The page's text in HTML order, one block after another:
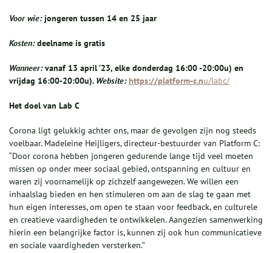
Voor wie:jongeren tussen 14 en 25 jaar
Kosten:deelname is gratis
Wanneer:vanaf 13 april ’23, elke donderdag 16:00 -20:00u) en
vrijdag 16:00-20:00u). Website: https://platform-c.nu/labc/
Het doel van Lab C
Corona ligt gelukkig achter ons, maar de gevolgen zijn nog steeds
voelbaar. Madeleine Heijligers, directeur-bestuurder van Platform C:
“Door corona hebben jongeren gedurende lange tijd veel moeten
missen op onder meer sociaal gebied, ontspanning en cultuur en
waren zij voornamelijk op zichzelf aangewezen. We willen een
inhaalslag bieden en hen stimuleren om aan de slag te gaan met
hun eigen interesses, om open te staan voor feedback, en culturele
en creatieve vaardigheden te ontwikkelen. Aangezien samenwerking
hierin een belangrijke factor is, kunnen zij ook hun communicatieve
en sociale vaardigheden versterken.”